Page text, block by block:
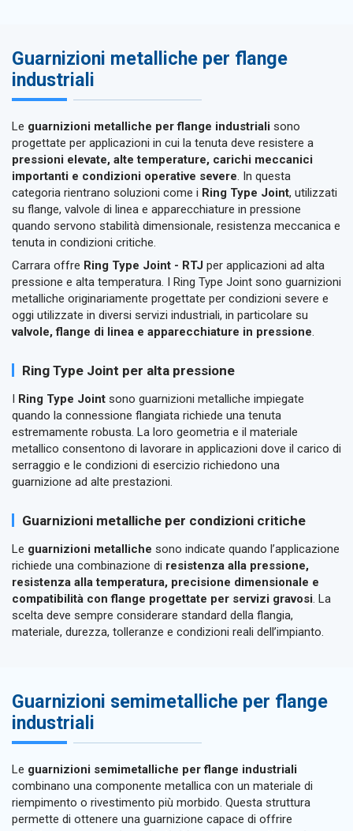
Guarnizioni metalliche per flange
industriali
Le guarnizioni metalliche per flange industriali sono
progettate per applicazioni in cui la tenuta deve resistere a
pressioni elevate, alte temperature, carichi meccanici
importanti e condizioni operative severe. In questa
categoria rientrano soluzioni come i Ring Type Joint, utilizzati
su flange, valvole di linea e apparecchiature in pressione
quando servono stabilità dimensionale, resistenza meccanica e
tenuta in condizioni critiche.
Carrara offre Ring Type Joint - RTJ per applicazioni ad alta
pressione e alta temperatura. I Ring Type Joint sono guarnizioni
metalliche originariamente progettate per condizioni severe e
oggi utilizzate in diversi servizi industriali, in particolare su
valvole, flange di linea e apparecchiature in pressione.
Ring Type Joint per alta pressione
I Ring Type Joint sono guarnizioni metalliche impiegate
quando la connessione flangiata richiede una tenuta
estremamente robusta. La loro geometria e il materiale
metallico consentono di lavorare in applicazioni dove il carico di
serraggio e le condizioni di esercizio richiedono una
guarnizione ad alte prestazioni.
Guarnizioni metalliche per condizioni critiche
Le guarnizioni metalliche sono indicate quando l’applicazione
richiede una combinazione di resistenza alla pressione,
resistenza alla temperatura, precisione dimensionale e
compatibilità con flange progettate per servizi gravosi. La
scelta deve sempre considerare standard della flangia,
materiale, durezza, tolleranze e condizioni reali dell’impianto.
Guarnizioni semimetalliche per flange
industriali
Le guarnizioni semimetalliche per flange industriali
combinano una componente metallica con un materiale di
riempimento o rivestimento più morbido. Questa struttura
permette di ottenere una guarnizione capace di offrire